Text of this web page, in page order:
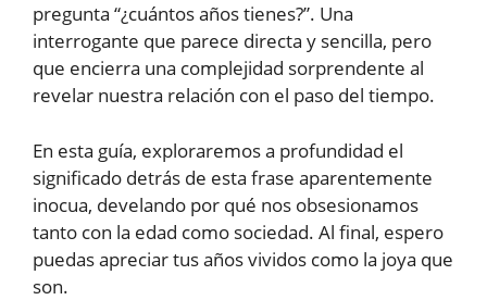
pregunta “¿cuántos años tienes?”. Una
interrogante que parece directa y sencilla, pero
que encierra una complejidad sorprendente al
revelar nuestra relación con el paso del tiempo.
En esta guía, exploraremos a profundidad el
significado detrás de esta frase aparentemente
inocua, develando por qué nos obsesionamos
tanto con la edad como sociedad. Al final, espero
puedas apreciar tus años vividos como la joya que
son.